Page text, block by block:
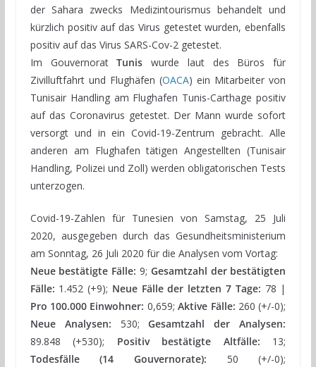
der Sahara zwecks Medizintourismus behandelt und
kürzlich positiv auf das Virus getestet wurden, ebenfalls
positiv auf das Virus SARS-Cov-2 getestet.
Im GouvernoratTunis wurde laut des Büros für
Zivilluftfahrt und Flughäfen (OACA) ein Mitarbeiter von
Tunisair Handling am Flughafen Tunis-Carthage positiv
auf das Coronavirus getestet. Der Mann wurde sofort
versorgt und in ein Covid-19-Zentrum gebracht. Alle
anderen am Flughafen tätigen Angestellten (Tunisair
Handling, Polizei und Zoll) werden obligatorischen Tests
unterzogen.
Covid-19-Zahlen für Tunesien von Samstag, 25 Juli
2020, ausgegeben durch das Gesundheitsministerium
am Sonntag, 26 Juli 2020 für die Analysen vom Vortag:
Neue bestätigte Fälle: 9; Gesamtzahl der bestätigten
Fälle: 1.452 (+9); Neue Fälle der letzten 7 Tage: 78 |
Pro 100.000 Einwohner: 0,659;Aktive Fälle: 260 (+/-0);
Neue Analysen: 530;Gesamtzahl der Analysen:
89.848 (+530); Positiv bestätigte Altfälle: 13;
Todesfälle (14 Gouvernorate): 50 (+/-0);